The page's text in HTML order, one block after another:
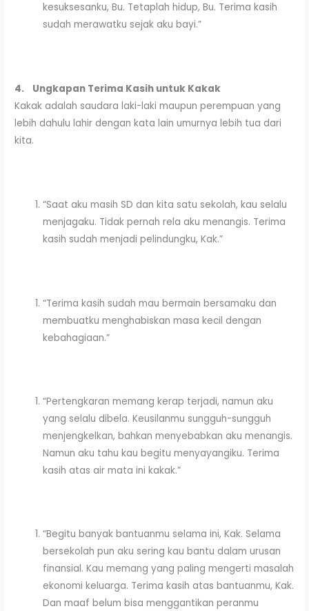
kesuksesanku, Bu. Tetaplah hidup, Bu. Terima kasih
sudah merawatku sejak aku bayi.”
4. Ungkapan Terima Kasih untuk Kakak
Kakak adalah saudara laki-laki maupun perempuan yang
lebih dahulu lahir dengan kata lain umurnya lebih tua dari
kita.
“Saat aku masih SD dan kita satu sekolah, kau selalu
menjagaku. Tidak pernah rela aku menangis. Terima
kasih sudah menjadi pelindungku, Kak.”
“Terima kasih sudah mau bermain bersamaku dan
membuatku menghabiskan masa kecil dengan
kebahagiaan.”
“Pertengkaran memang kerap terjadi, namun aku
yang selalu dibela. Keusilanmu sungguh-sungguh
menjengkelkan, bahkan menyebabkan aku menangis.
Namun aku tahu kau begitu menyayangiku. Terima
kasih atas air mata ini kakak.”
“Begitu banyak bantuanmu selama ini, Kak. Selama
bersekolah pun aku sering kau bantu dalam urusan
finansial. Kau memang yang paling mengerti masalah
ekonomi keluarga. Terima kasih atas bantuanmu, Kak.
Dan maaf belum bisa menggantikan peranmu